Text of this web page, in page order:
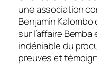
une association
Benjamin
sur l’affaire
indéniable du
preuves et